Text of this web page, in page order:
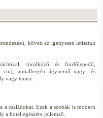
követi az igényesen letisztult
törölköző és fürdőlepedő,
antiallergén ágynemű nagy- és
vagy terasz.
a családokat. Ezek a szobák is modern
a hotel egészére jellemző.